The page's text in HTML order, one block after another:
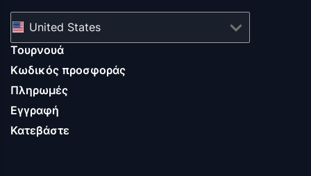
United States
Τουρνουά
Κωδικός προσφοράς
Πληρωμές
Εγγραφή
Κατεβάστε